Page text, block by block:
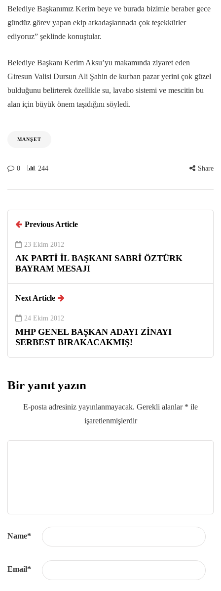
Belediye Başkanımız Kerim beye ve burada bizimle beraber gece
gündüz görev yapan ekip arkadaşlarınada çok teşekkürler
ediyoruz” şeklinde konuştular.
Belediye Başkanı Kerim Aksu’yu makamında ziyaret eden
Giresun Valisi Dursun Ali Şahin de kurban pazar yerini çok güzel
bulduğunu belirterek özellikle su, lavabo sistemi ve mescitin bu
alan için büyük önem taşıdığını söyledi.
MANŞET
0 244 Share
Previous Article
23 Ekim 2012
AK PARTİ İL BAŞKANI SABRİ ÖZTÜRK
BAYRAM MESAJI
Next Article
24 Ekim 2012
MHP GENEL BAŞKAN ADAYI ZİNAYI
SERBEST BIRAKACAKMIŞ!
Bir yanıt yazın
E-posta adresiniz yayınlanmayacak. Gerekli alanlar * ile
işaretlenmişlerdir
Name*
Email*